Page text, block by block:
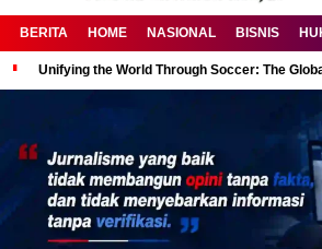
BERITA HOME NASIONAL BISNIS
Unifying the World Through Soccer: The